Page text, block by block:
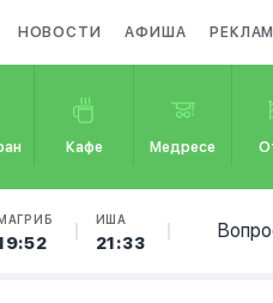
НОВОСТИ АФИША
Кафе Медресе
ИША
21:33